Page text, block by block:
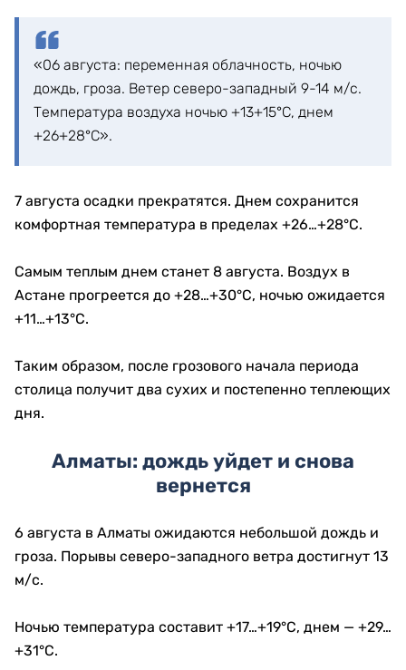
«06 августа: переменная облачность, ночью
дождь, гроза. Ветер северо-западный 9-14 м/с.
Температура воздуха ночью +13+15°С, днем
+26+28°С».
7 августа осадки прекратятся. Днем сохранится
комфортная температура в пределах +26…+28°C.
Самым теплым днем станет 8 августа. Воздух в
Астане прогреется до +28…+30°C, ночью ожидается
+11…+13°C.
Таким образом, после грозового начала периода
столица получит два сухих и постепенно теплеющих
дня.
Алматы: дождь уйдет и снова
вернется
6 августа в Алматы ожидаются небольшой дождь и
гроза. Порывы северо-западного ветра достигнут 13
м/с.
Ночью температура составит +17…+19°C, днем — +29…
+31°C.